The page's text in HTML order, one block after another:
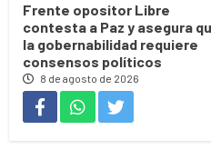
Frente opositor Libre
contesta a Paz y asegura
la gobernabilidad requiere
consensos políticos
8 de agosto de 2026